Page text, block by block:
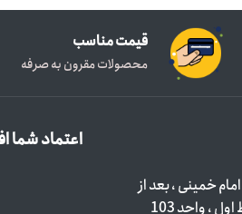
قیمت مناسب
محصولات مقرون به صرفه
خمینی ، بعد از
اعتماد شما